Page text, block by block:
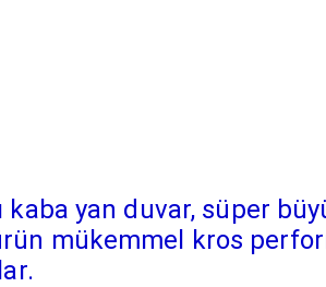
kaba yan duvar, süper
mükemmel kros